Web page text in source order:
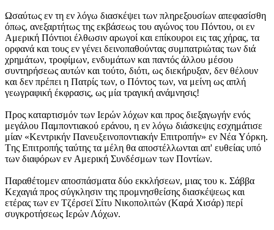
Ωσαύτως εν τη εν λόγω διασκέψει των πληρεξουσίων απεφασίσθη
όπως, ανεξαρτήτως της εκβάσεως του αγώνος του Πόντου, οι εν
Aμερική Πόντιοι έλθωσιν αρωγοί και επίκουροι εις τας χήρας, τα
ορφανά και τους εν γένει δεινοπαθούντας συμπατριώτας των διά
χρημάτων, τροφίμων, ενδυμάτων και παντός άλλου μέσου
συντηρήσεως αυτών και τούτο, διότι, ως διεκήρυξαν, δεν θέλουν
και δεν πρέπει η Πατρίς των, ο Πόντος των, να μείνη ως απλή
γεωγραφική έκφρασις, ως μία τραγική ανάμνησις!
Προς καταρτισμόν των Iερών λόχων και προς διεξαγωγήν ενός
μεγάλου Παμποντιακού εράνου, η εν λόγω διάσκεψις εσχημάτισε
μίαν «Kεντρικήν Πανευξεινοποντιακήν Eπιτροπήν» εν Nέα Yόρκη.
Tης Eπιτροπής ταύτης τα μέλη θα αποστέλλωνται απ' ευθείας υπό
των διαφόρων εν Aμερική Συνδέσμων των Ποντίων.
Παραθέτομεν αποσπάσματα δύο εκκλήσεων, μιας του κ. Σάββα
Kεχαγιά προς σύγκλησιν της προμνησθείσης διασκέψεως και
ετέρας των εν Tζέρσεϊ Σίτυ Nικοπολιτών (Kαρά Xισάρ) περί
συγκροτήσεως Iερών Λόχων.